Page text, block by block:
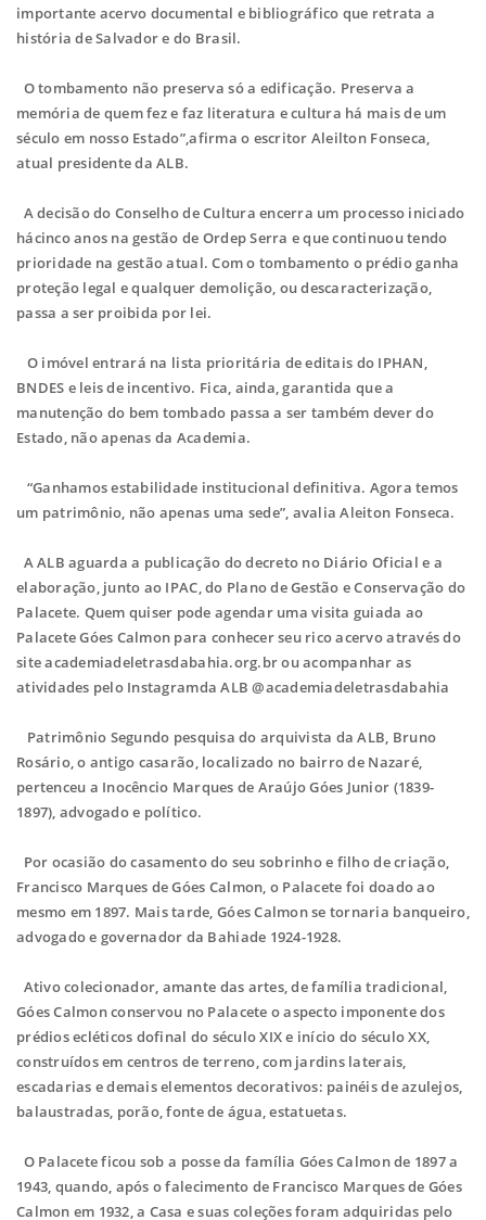
importante acervo documental e bibliográfico que retrata a
história de Salvador e do Brasil.
O tombamento não preserva só a edificação. Preserva a
memória de quem fez e faz literatura e cultura há mais de um
século em nosso Estado”,afirma o escritor Aleilton Fonseca,
atual presidente da ALB.
A decisão do Conselho de Cultura encerra um processo iniciado
hácinco anos na gestão de Ordep Serra e que continuou tendo
prioridade na gestão atual. Com o tombamento o prédio ganha
proteção legal e qualquer demolição, ou descaracterização,
passa a ser proibida por lei.
O imóvel entrará na lista prioritária de editais do IPHAN,
BNDES e leis de incentivo. Fica, ainda, garantida que a
manutenção do bem tombado passa a ser também dever do
Estado, não apenas da Academia.
“Ganhamos estabilidade institucional definitiva. Agora temos
um patrimônio, não apenas uma sede”, avalia Aleiton Fonseca.
A ALB aguarda a publicação do decreto no Diário Oficial e a
elaboração, junto ao IPAC, do Plano de Gestão e Conservação do
Palacete. Quem quiser pode agendar uma visita guiada ao
Palacete Góes Calmon para conhecer seu rico acervo através do
site academiadeletrasdabahia.org.br ou acompanhar as
atividades pelo Instagramda ALB @academiadeletrasdabahia
Patrimônio Segundo pesquisa do arquivista da ALB, Bruno
Rosário, o antigo casarão, localizado no bairro de Nazaré,
pertenceu a Inocêncio Marques de Araújo Góes Junior (1839-
1897), advogado e político.
Por ocasião do casamento do seu sobrinho e filho de criação,
Francisco Marques de Góes Calmon, o Palacete foi doado ao
mesmo em 1897. Mais tarde, Góes Calmon se tornaria banqueiro,
advogado e governador da Bahiade 1924-1928.
Ativo colecionador, amante das artes, de família tradicional,
Góes Calmon conservou no Palacete o aspecto imponente dos
prédios ecléticos dofinal do século XIX e início do século XX,
construídos em centros de terreno, com jardins laterais,
escadarias e demais elementos decorativos: painéis de azulejos,
balaustradas, porão, fonte de água, estatuetas.
O Palacete ficou sob a posse da família Góes Calmon de 1897 a
1943, quando, após o falecimento de Francisco Marques de Góes
Calmon em 1932, a Casa e suas coleções foram adquiridas pelo